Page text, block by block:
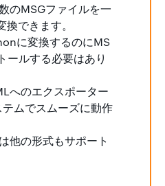
のMSGファイルを一
できます。
に変換するのにMS
ルする必要はあり
へのエクスポーター
ムでスムーズに動作
他の形式もサポート